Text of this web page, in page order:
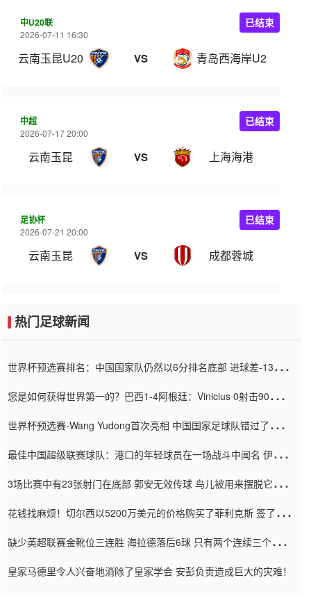
中U20联
2026-07-11 16:30
云南玉昆U20 VS 青岛西海岸U20
已结束
中超
2026-07-17 20:00
云南玉昆 VS 上海海港
已结束
足协杯
2026-07-21 20:00
云南玉昆 VS 成都蓉城
已结束
热门足球新闻
世界杯预选赛排名：中国国家队仍然以6分排名底部 进球差-13令人
您是如何获得世界第一的？巴西1-4阿根廷：Vinicius 0射击90分钟
世界杯预选赛-Wang Yudong首次亮相 中国国家足球队错过了世界
最佳中国超级联赛球队：港口的年轻球员在一场战斗中闻名 伊万放
3场比赛中有23张射门在底部 郭安无效传球 鸟儿被用来摆脱它
花钱找麻烦！切尔西以5200万美元的价格购买了菲利克斯 签了7年
缺少英超联赛金靴位三连胜 海拉德落后6球 只有两个连续三个连续
皇家马德里令人兴奋地消除了皇家学会 安彭负责造成巨大的灾难！